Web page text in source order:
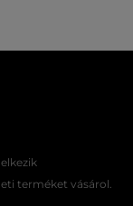
terméket vásárol.